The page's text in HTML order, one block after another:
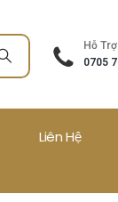
Hỗ
0705
Liên Hệ